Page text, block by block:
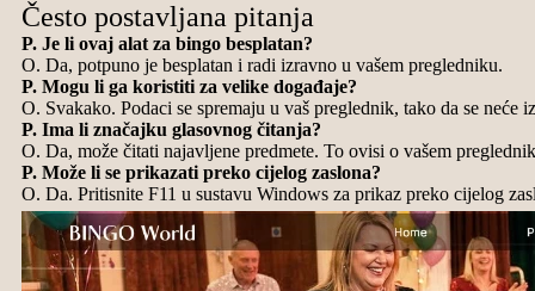
Često postavljana pitanja
P. Je li ovaj alat za bingo besplatan?
O. Da, potpuno je besplatan i radi izravno u vašem pregledniku.
P. Mogu li ga koristiti za velike događaje?
O. Svakako. Podaci se spremaju u vaš preglednik, tako da se neće
P. Ima li značajku glasovnog čitanja?
O. Da, može čitati najavljene predmete. To ovisi o vašem
P. Može li se prikazati preko cijelog zaslona?
O. Da. Pritisnite F11 u sustavu Windows za prikaz preko cijelog